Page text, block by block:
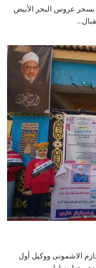
عروس البحر الأبيض
الاشمونى ووكيل أول